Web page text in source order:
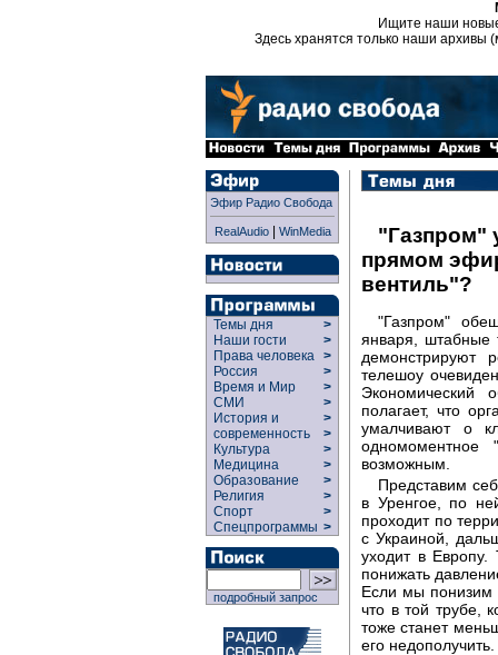
Ищите наши
Здесь хранятся только наши архивы
Эфир Радио Свобода
RealAudio| WinMedia
Темы дня
>
Наши гости
>
Права человека >
Россия
>
Время и Мир
>
СМИ
>
История и
современность
>
>
Культура
>
Медицина
>
Образование
>
Религия
>
Спорт
>
Спецпрограммы >
подробный запрос
"Газпром"
прямом
вентиль"?
"Газпром"
января, штабные
демонстрируют
телешоу
Экономический
полагает, что
умалчивают о
одномоментное
возможным.
Представим
в Уренгое, по
проходит по
с Украиной,
уходит в
понижать
Если мы понизим
что в той трубе,
тоже станет
его недополучить.